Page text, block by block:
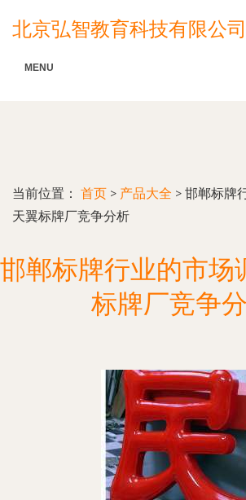
北京弘智教育科技有限公司
MENU
当前位置： 首页 > 产品大全 > 邯郸标牌
天翼标牌厂竞争分析
邯郸标牌行业的市场
标牌厂竞争